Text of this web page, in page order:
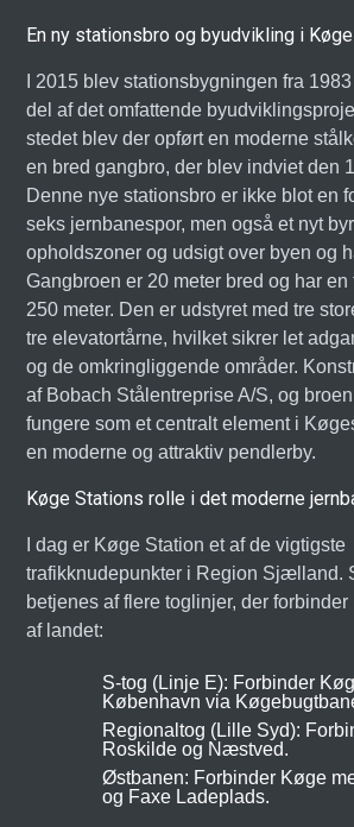
En ny stationsbro og byudvikling i Køge
I 2015 blev stationsbygningen fra
del af det omfattende
stedet blev der opført en moderne
en bred gangbro, der blev indviet den
Denne nye stationsbro er ikke blot en
seks jernbanespor, men også et nyt
opholdszoner og udsigt over byen og
Gangbroen er 20 meter bred og har
250 meter. Den er udstyret med tre
tre elevatortårne, hvilket sikrer let
og de omkringliggende områder.
af Bobach Stålentreprise A/S, og
fungere som et centralt element i
en moderne og attraktiv pendlerby.
Køge Stations rolle i det moderne
I dag er Køge Station et af de vigtigste
trafikknudepunkter i Region Sjælland.
betjenes af flere toglinjer, der
af landet:
S-tog (Linje E): Forbinder
København via
Regionaltog (Lille Syd):
Roskilde og Næstved.
Østbanen: Forbinder Køge
og Faxe Ladeplads.